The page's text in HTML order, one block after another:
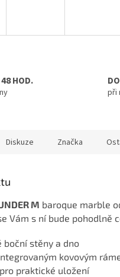
HOD.
při
Diskuze Značka
M baroque marble
Vám s ní bude pohodlně
stěny a dno
kovovým
praktické uložení